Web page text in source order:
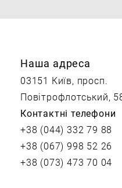
Наша адреса
03151 Київ, просп.
Повітрофлотський,
Контактні телефони
+38 (044) 332 79 88
+38 (067) 998 52 26
+38 (073) 473 70 04